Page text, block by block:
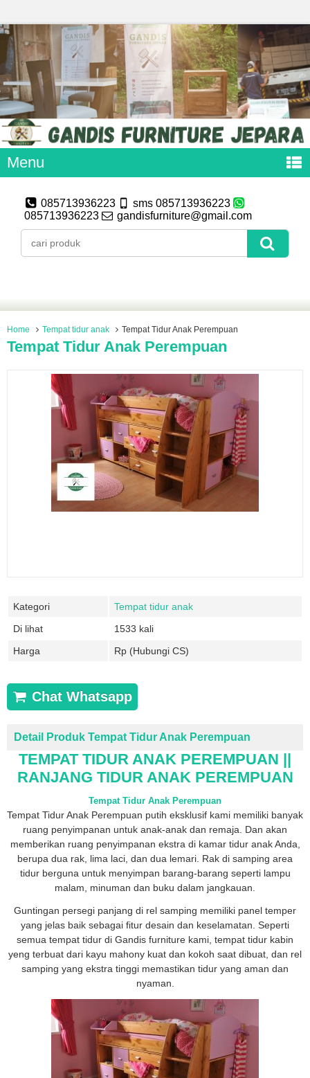
Menu
085713936223
sms 085713936223
085713936223
gandisfurniture@gmail.com
Home Tempat tidur anak Tempat Tidur Anak Perempuan
Tempat Tidur Anak Perempuan
Kategori
Tempat tidur anak
Di lihat
1533 kali
Harga
Rp (Hubungi CS)
Chat Whatsapp
Detail Produk Tempat Tidur Anak Perempuan
TEMPAT TIDUR ANAK PEREMPUAN ||
RANJANG TIDUR ANAK PEREMPUAN
Tempat Tidur Anak Perempuan
Tempat Tidur Anak Perempuan putih eksklusif kami memiliki banyak
ruang penyimpanan untuk anak-anak dan remaja. Dan akan
memberikan ruang penyimpanan ekstra di kamar tidur anak Anda,
berupa dua rak, lima laci, dan dua lemari. Rak di samping area
tidur berguna untuk menyimpan barang-barang seperti lampu
malam, minuman dan buku dalam jangkauan.
Guntingan persegi panjang di rel samping memiliki panel temper
yang jelas baik sebagai fitur desain dan keselamatan. Seperti
semua tempat tidur di Gandis furniture kami, tempat tidur kabin
yeng terbuat dari kayu mahony kuat dan kokoh saat dibuat, dan rel
samping yang ekstra tinggi memastikan tidur yang aman dan
nyaman.